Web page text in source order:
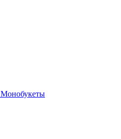
Монобукеты